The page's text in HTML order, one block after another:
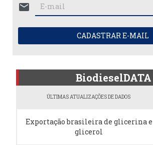
mail
CADASTRAR E-MAIL
BiodieselDATA
ÚLTIMAS ATUALIZAÇÕES DE DADOS
Exportação brasileira de glicerina e
glicerol